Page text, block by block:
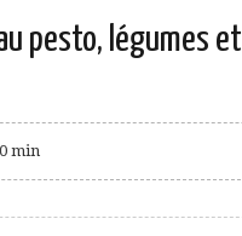
pesto, légumes et
min